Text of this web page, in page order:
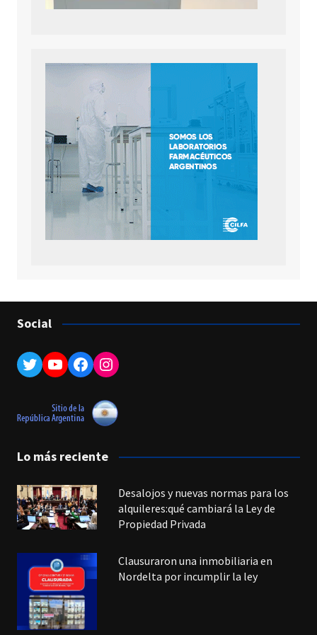
Social
Twitter
YouTube
Facebook
Instagram
Lo más reciente
Desalojos y nuevas normas para los
alquileres:qué cambiará la Ley de
Propiedad Privada
Clausuraron una inmobiliaria en
Nordelta por incumplir la ley